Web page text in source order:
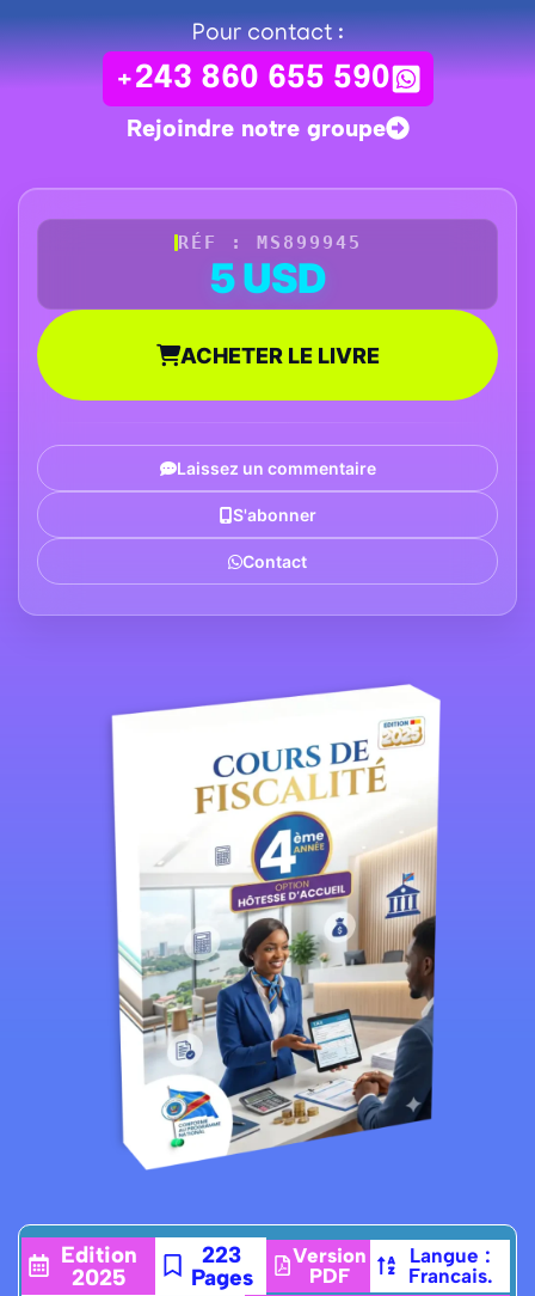
Pour contact :
+243 860 655 590
Rejoindre notre groupe
RÉF : MS899945
5 USD
ACHETER LE LIVRE
Laissez un commentaire
S'abonner
Contact
Edition
2025
223
Pages
Version
PDF
Langue :
Francais.